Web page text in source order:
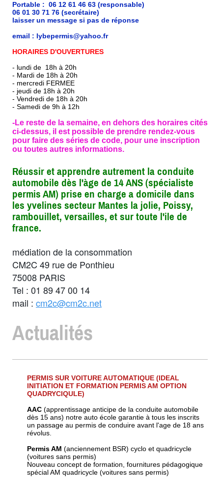
Portable : 06 12 61 46 63 (responsable)
06 01 30 71 76 (secrétaire)
laisser un message si pas de réponse
email : lybepermis@yahoo.fr
HORAIRES D'OUVERTURES
- lundi de 18h à 20h
- Mardi de 18h à 20h
- mercredi FERMEE
- jeudi de 18h à 20h
- Vendredi de 18h à 20h
- Samedi de 9h à 12h
-Le reste de la semaine, en dehors des horaires cités
ci-dessus, il est possible de prendre rendez-vous
pour faire des séries de code, pour une inscription
ou toutes autres informations.
Réussir et apprendre autrement la conduite
automobile dès l'àge de 14 ANS (spécialiste
permis AM) prise en charge a domicile dans
les yvelines secteur Mantes la jolie, Poissy,
rambouillet, versailles, et sur toute l'ile de
france.
médiation de la consommation
CM2C 49 rue de Ponthieu
75008 PARIS
Tel : 01 89 47 00 14
mail : cm2c@cm2c.net
Actualités
PERMIS SUR VOITURE AUTOMATIQUE (IDEAL
INITIATION ET FORMATION PERMIS AM OPTION
QUADRYCIQULE)
AAC (apprentissage anticipe de la conduite automobile
dès 15 ans) notre auto école garantie à tous les inscrits
un passage au permis de conduire avant l'age de 18 ans
révolus.
Permis AM (anciennement BSR) cyclo et quadricycle
(voitures sans permis)
Nouveau concept de formation, fournitures pédagogique
spécial AM quadricycle (voitures sans permis)